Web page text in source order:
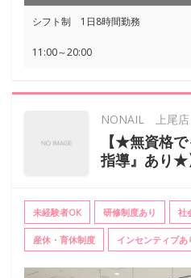
シフト制 1日8時間勤務
11:00～20:00
NONAIL 上尾店
【★無資格
指導』あり★
未経験者OK 研修制度あり 社
産休・育休制度 インセンティブあ